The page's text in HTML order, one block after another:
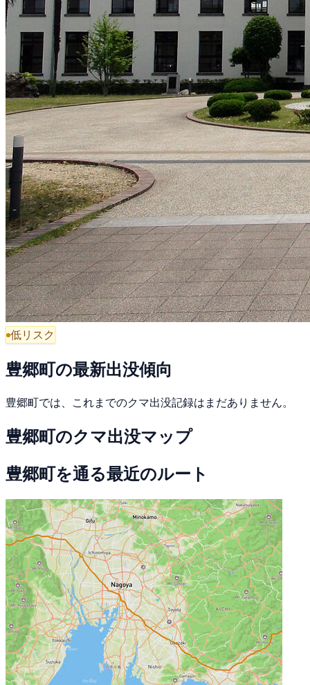
低リスク
豊郷町の最新出没傾向
豊郷町では、これまでのクマ出没記録はまだありません。
豊郷町のクマ出没マップ
豊郷町を通る最近のルート